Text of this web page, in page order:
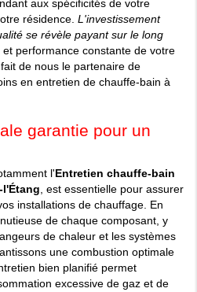
aux spécificités de votre
résidence. L'investissement
se révèle payant sur le long
performance constante de votre
de nous le partenaire de
en entretien de chauffe-bain à
garantie pour un
l'Entretien chauffe-bain
l'Étang, est essentielle pour assurer
installations de chauffage. En
de chaque composant, y
de chaleur et les systèmes
une combustion optimale
bien planifié permet
excessive de gaz et de